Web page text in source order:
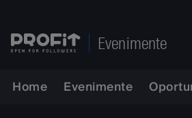
Evenimente
Home Evenimente